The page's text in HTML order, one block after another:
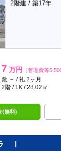
2階建 / 築17年
7 万円 （管理費等
敷 － / 礼 2ヶ月
2階 / 1K / 28.02㎡
(無料)
Ⅰ